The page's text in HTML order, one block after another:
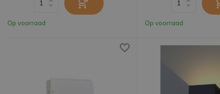
Op voorraad Op voorraad